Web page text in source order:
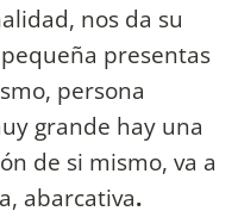
nos da su
presentas
persona
grande hay una
de si mismo, va a
abarcativa.